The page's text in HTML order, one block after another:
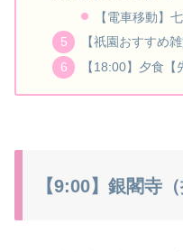
【電車移動】
【祇園おすすめ
【18:00】夕食
【9:00】銀閣寺